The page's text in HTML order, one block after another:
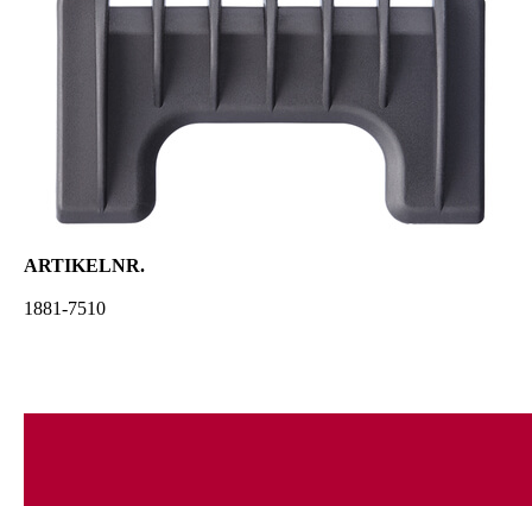
ARTIKELNR.
1881-7510